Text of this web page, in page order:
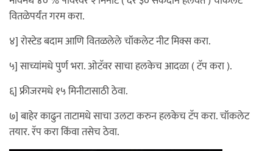
वितळेपर्यंत गरम करा.
४] रोस्टेड बदाम आणि वितळलेले चॉकलेट नीट मिक्स करा.
५] साच्यांमधे पुर्ण भरा. ओटॅवर साचा हलकेच आदळा ( टॅप करा ).
६] फ्रीजरमधे १५ मिनीटासाठी ठेवा.
७] बाहेर काढुन ताटामधे साचा उलटा करुन हलकेच टॅप करा. चॉकलेट
तयार. रॅप करा किंवा तसेच ठेवा.